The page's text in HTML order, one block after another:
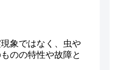
象ではなく、虫や
のの特性や故障と